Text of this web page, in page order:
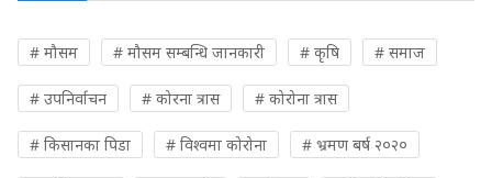
# मौसम # मौसम सम्बन्धि जानकारी # कृषि # समाज
# उपनिर्वाचन # कोरना त्रास # कोरोना त्रास
# किसानका पिडा # विश्वमा कोरोना # भ्रमण बर्ष २०२०